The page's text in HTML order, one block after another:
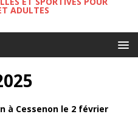
ADULTES
à Cessenon le 2 février